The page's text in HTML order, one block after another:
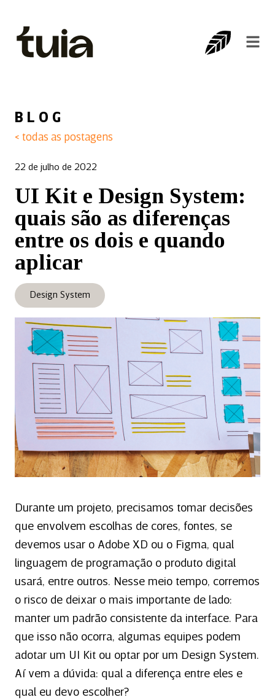
BLOG
< todas as postagens
22 de julho de 2022
UI Kit e Design System:
quais são as diferenças
entre os dois e quando
aplicar
Design System
Durante um projeto, precisamos tomar decisões
que envolvem escolhas de cores, fontes, se
devemos usar o Adobe XD ou o Figma, qual
linguagem de programação o produto digital
usará, entre outros. Nesse meio tempo, corremos
o risco de deixar o mais importante de lado:
manter um padrão consistente da interface. Para
que isso não ocorra, algumas equipes podem
adotar um UI Kit ou optar por um Design System.
Aí vem a dúvida: qual a diferença entre eles e
qual eu devo escolher?